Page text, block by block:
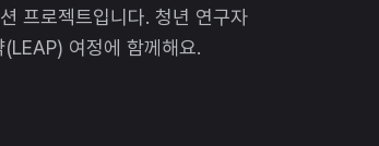
프로젝트입니다. 청년 연구자
(LEAP) 여정에 함께해요.